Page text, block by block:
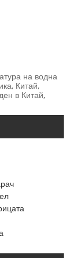
на водна
Китай,
в Китай,